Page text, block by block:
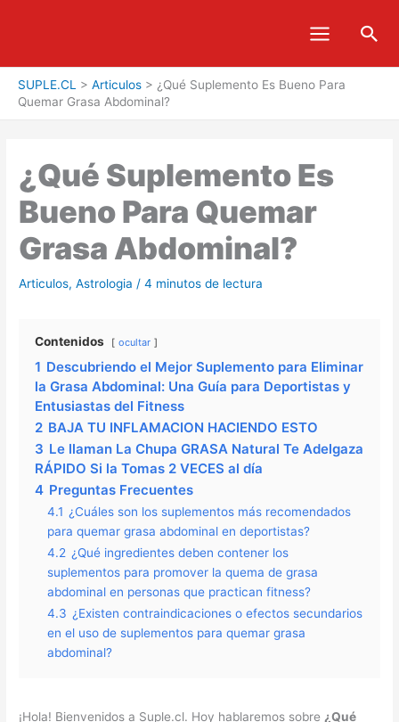
SUPLE.CL > Articulos > ¿Qué Suplemento Es Bueno Para
Quemar Grasa Abdominal?
¿Qué Suplemento Es
Bueno Para Quemar
Grasa Abdominal?
Articulos,Astrologia /4 minutos de lectura
Contenidos ocultar
1 Descubriendo el Mejor Suplemento para Eliminar
la Grasa Abdominal: Una Guía para Deportistas y
Entusiastas del Fitness
2 BAJA TU INFLAMACION HACIENDO ESTO
3 Le llaman La Chupa GRASA Natural Te Adelgaza
RÁPIDO Si la Tomas 2 VECES al día
4 Preguntas Frecuentes
4.1 ¿Cuáles son los suplementos más recomendados
para quemar grasa abdominal en deportistas?
4.2 ¿Qué ingredientes deben contener los
suplementos para promover la quema de grasa
abdominal en personas que practican fitness?
4.3 ¿Existen contraindicaciones o efectos secundarios
en el uso de suplementos para quemar grasa
abdominal?
¡Hola! Bienvenidos a Suple.cl. Hoy hablaremos sobre ¿Qué